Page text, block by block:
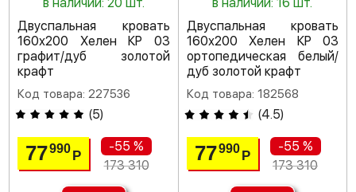
Двуспальная кровать
160х200 Хелен КР 03
графит/дуб золотой
крафт
Код товара: 227536
(5)
77990Р
-55 %
173 310
Двуспальная кровать
160х200 Хелен КР 03
ортопедическая белый/
дуб золотой крафт
Код товара: 182568
(4.5)
77990 Р
-55 %
173 310